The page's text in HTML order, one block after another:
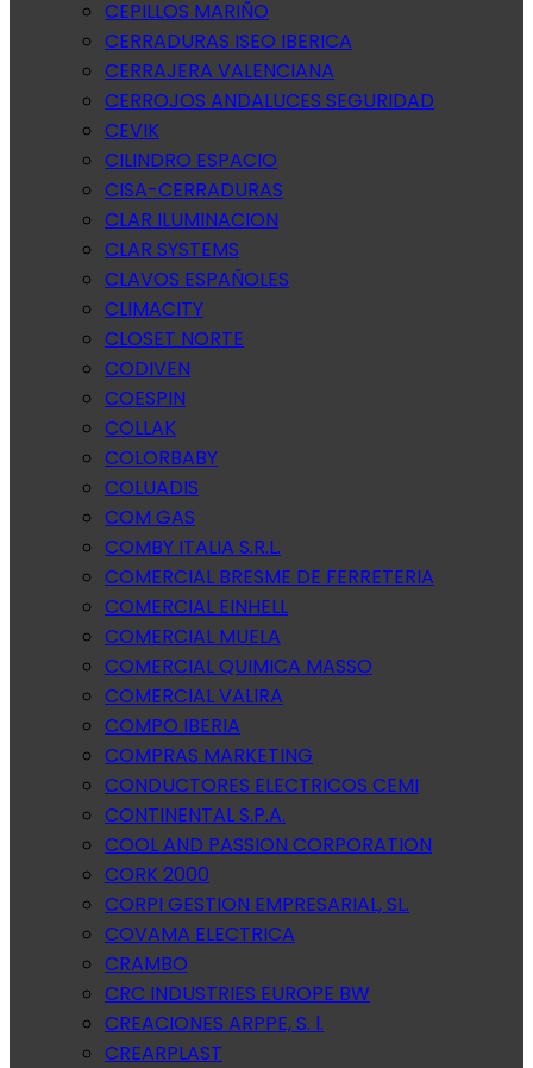
CEPILLOS MARIÑO
CERRADURAS ISEO IBERICA
CERRAJERA VALENCIANA
CERROJOS ANDALUCES SEGURIDAD
CEVIK
CILINDRO ESPACIO
CISA-CERRADURAS
CLAR ILUMINACION
CLAR SYSTEMS
CLAVOS ESPAÑOLES
CLIMACITY
CLOSET NORTE
CODIVEN
COESPIN
COLLAK
COLORBABY
COLUADIS
COM GAS
COMBY ITALIA S.R.L.
COMERCIAL BRESME DE FERRETERIA
COMERCIAL EINHELL
COMERCIAL MUELA
COMERCIAL QUIMICA MASSO
COMERCIAL VALIRA
COMPO IBERIA
COMPRAS MARKETING
CONDUCTORES ELECTRICOS CEMI
CONTINENTAL S.P.A.
COOL AND PASSION CORPORATION
CORK 2000
CORPI GESTION EMPRESARIAL, SL.
COVAMA ELECTRICA
CRAMBO
CRC INDUSTRIES EUROPE BW
CREACIONES ARPPE, S. l.
CREARPLAST